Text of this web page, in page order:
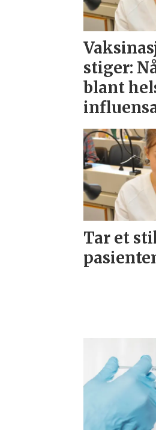
stiger:
blant
Tar et